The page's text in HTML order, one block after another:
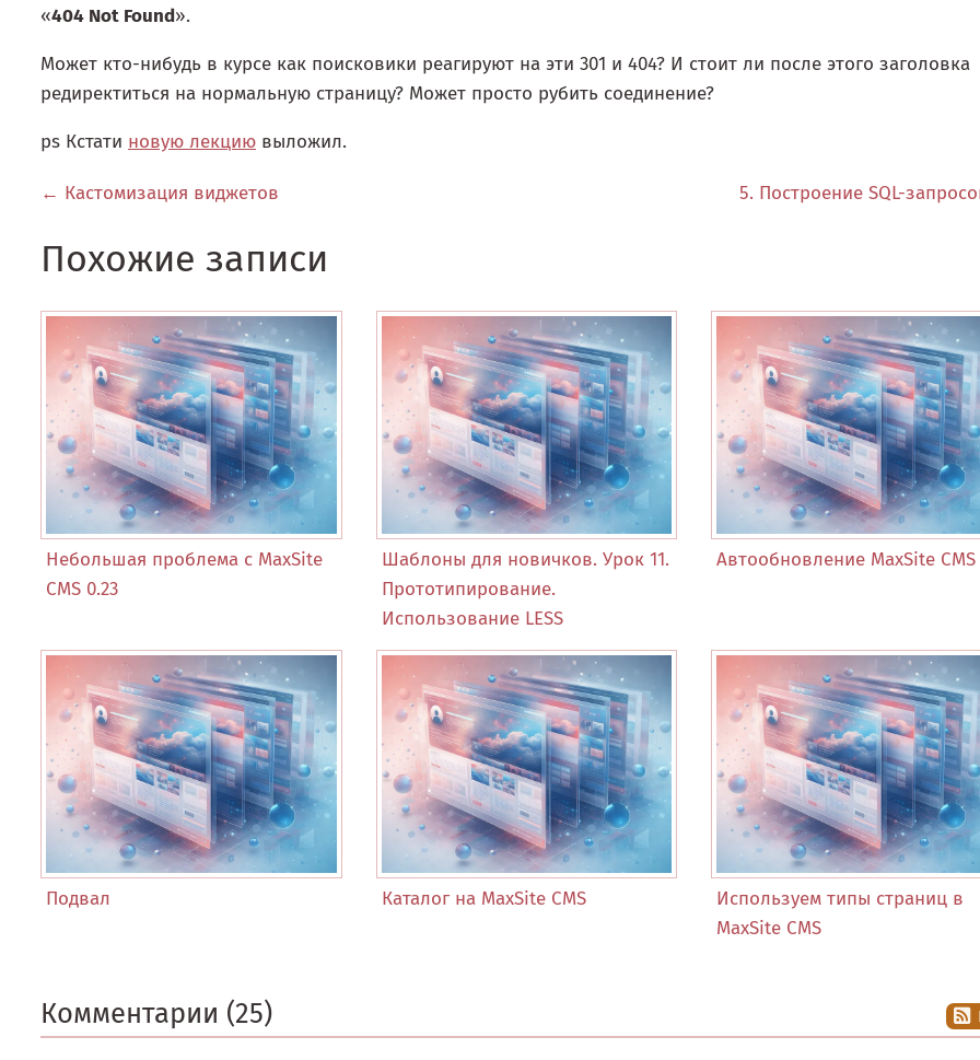
«404 Not Found».
Может кто-нибудь в курсе как поисковики реагируют на эти 301 и 404? И стоит ли после этого заголовка
редиректиться на нормальную страницу? Может просто рубить соединение?
ps Кстати новую лекцию выложил.
← Кастомизация виджетов 5. Построение SQL-
Похожие записи
Небольшая проблема с MaxSite
CMS 0.23
Шаблоны для новичков. Урок 11.
Прототипирование.
Использование LESS
Автообновление MaxSite CMS
Подвал Каталог на MaxSite CMS
Используем типы страниц в
MaxSite CMS
Комментарии (25)